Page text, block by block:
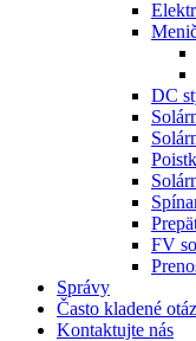
DC
FV
Správy
Často kladené
Kontaktujte nás